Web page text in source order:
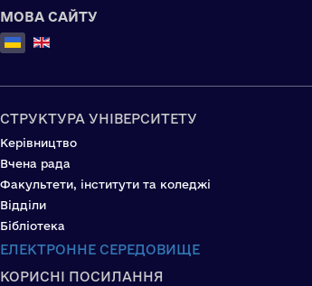
МОВА САЙТУ
Оберіть свою мову
СТРУКТУРА УНІВЕРСИТЕТУ
Керівництво
Вчена рада
Факультети, інститути та коледжі
Відділи
Бібліотека
ЕЛЕКТРОННЕ СЕРЕДОВИЩЕ
КОРИСНІ ПОСИЛАННЯ